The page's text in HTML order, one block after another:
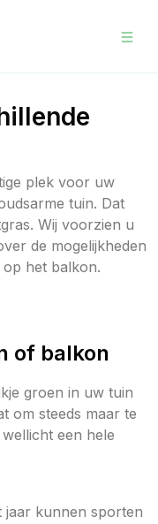
plek voor uw
tuin. Dat
Wij voorzien u
de mogelijkheden
het balkon.
of balkon
groen in uw tuin
om steeds maar te
een hele
jaar kunnen sporten